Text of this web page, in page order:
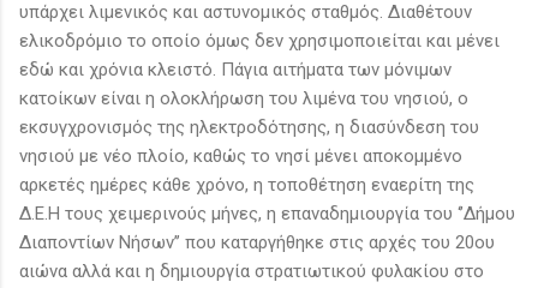
υπάρχει λιμενικός και αστυνομικός σταθμός. Διαθέτουν
ελικοδρόμιο το οποίο όμως δεν χρησιμοποιείται και μένει
εδώ και χρόνια κλειστό. Πάγια αιτήματα των μόνιμων
κατοίκων είναι η ολοκλήρωση του λιμένα του νησιού, ο
εκσυγχρονισμός της ηλεκτροδότησης, η διασύνδεση του
νησιού με νέο πλοίο, καθώς το νησί μένει αποκομμένο
αρκετές ημέρες κάθε χρόνο, η τοποθέτηση εναερίτη της
Δ.Ε.Η τους χειμερινούς μήνες, η επαναδημιουργία του ‘’Δήμου
Διαποντίων Νήσων’’ που καταργήθηκε στις αρχές του 20ου
αιώνα αλλά και η δημιουργία στρατιωτικού φυλακίου στο